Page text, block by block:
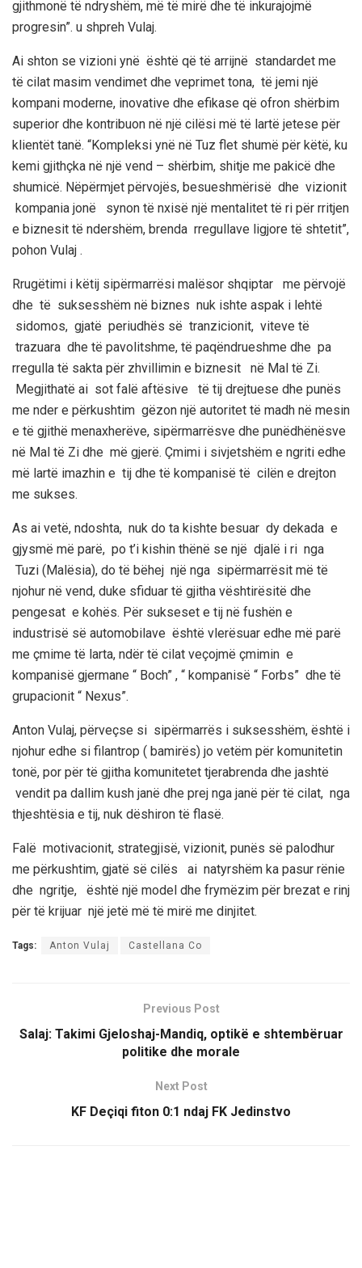
gjithmonë të ndryshëm, më të mirë dhe të inkurajojmë
progresin”. u shpreh Vulaj.
Ai shton se vizioni ynë është që të arrijnë standardet me
të cilat masim vendimet dhe veprimet tona, të jemi një
kompani moderne, inovative dhe efikase që ofron shërbim
superior dhe kontribuon në një cilësi më të lartë jetese për
klientët tanë. “Kompleksi ynë në Tuz flet shumë për këtë, ku
kemi gjithçka në një vend – shërbim, shitje me pakicë dhe
shumicë. Nëpërmjet përvojës, besueshmërisë dhe vizionit
kompania jonë synon të nxisë një mentalitet të ri për rritjen
e biznesit të ndershëm, brenda rregullave ligjore të shtetit”,
pohon Vulaj .
Rrugëtimi i këtij sipërmarrësi malësor shqiptar me përvojë
dhe të suksesshëm në biznes nuk ishte aspak i lehtë
sidomos, gjatë periudhës së tranzicionit, viteve të
trazuara dhe të pavolitshme, të paqëndrueshme dhe pa
rregulla të sakta për zhvillimin e biznesit në Mal të Zi.
Megjithatë ai sot falë aftësive të tij drejtuese dhe punës
me nder e përkushtim gëzon një autoritet të madh në mesin
e të gjithë menaxherëve, sipërmarrësve dhe punëdhënësve
në Mal të Zi dhe më gjerë. Çmimi i sivjetshëm e ngriti edhe
më lartë imazhin e tij dhe të kompanisë të cilën e drejton
me sukses.
As ai vetë, ndoshta, nuk do ta kishte besuar dy dekada e
gjysmë më parë, po t’i kishin thënë se një djalë i ri nga
Tuzi (Malësia), do të bëhej një nga sipërmarrësit më të
njohur në vend, duke sfiduar të gjitha vështirësitë dhe
pengesat e kohës. Për sukseset e tij në fushën e
industrisë së automobilave është vlerësuar edhe më parë
me çmime të larta, ndër të cilat veçojmë çmimin e
kompanisë gjermane “ Boch” , “ kompanisë “ Forbs” dhe të
grupacionit “ Nexus”.
Anton Vulaj, përveçse si sipërmarrës i suksesshëm, është i
njohur edhe si filantrop ( bamirës) jo vetëm për komunitetin
tonë, por për të gjitha komunitetet tjerabrenda dhe jashtë
vendit pa dallim kush janë dhe prej nga janë për të cilat, nga
thjeshtësia e tij, nuk dëshiron të flasë.
Falë motivacionit, strategjisë, vizionit, punës së palodhur
me përkushtim, gjatë së cilës ai natyrshëm ka pasur rënie
dhe ngritje, është një model dhe frymëzim për brezat e rinj
për të krijuar një jetë më të mirë me dinjitet.
Tags: Anton Vulaj Castellana Co
Previous Post
Salaj: Takimi Gjeloshaj-Mandiq, optikë e shtembëruar
politike dhe morale
Next Post
KF Deçiqi fiton 0:1 ndaj FK Jedinstvo